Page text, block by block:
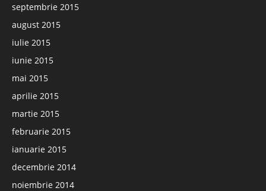
septembrie 2015
august 2015
iulie 2015
iunie 2015
mai 2015
aprilie 2015
martie 2015
februarie 2015
ianuarie 2015
decembrie 2014
noiembrie 2014